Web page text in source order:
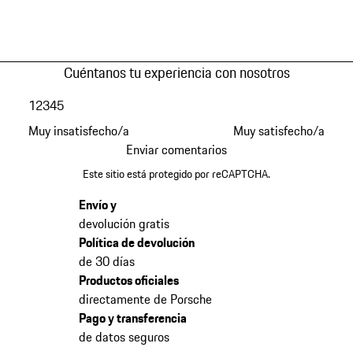
Cuéntanos tu experiencia con nosotros
Muy insatisfecho/a
12345
Muy satisfecho/a
Enviar comentarios
Este sitio está protegido por reCAPTCHA.
Envío y
devolución gratis
Política de devolución
de 30 días
Productos oficiales
directamente de Porsche
Pago y transferencia
de datos seguros